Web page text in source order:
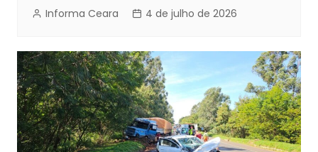
Informa Ceara 4 de julho de 2026